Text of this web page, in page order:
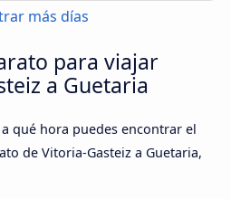
más días
para viajar
a Guetaria
qué hora puedes encontrar el
de Vitoria-Gasteiz a Guetaria,